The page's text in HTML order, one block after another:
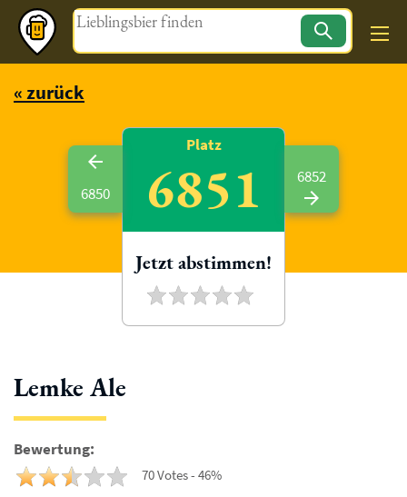
Magazin
« zurück
Lemke Ale
Bewertung:
70 Votes - 46%
6850
Platz
6851
Jetzt abstimmen!
6852